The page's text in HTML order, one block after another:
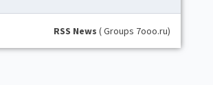
RSS News ( Groups 7ooo.ru)